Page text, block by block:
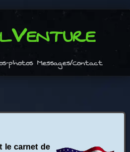
photos Messages/Contact
le carnet de